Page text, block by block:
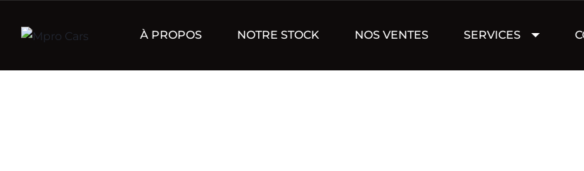
À PROPOS NOTRE STOCK NOS VENTES SERVICES